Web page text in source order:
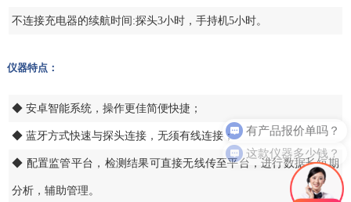
不连接充电器的续航时间:探头3小时，手持机5小时。
仪器特点：
◆ 安卓智能系统，操作更佳简便快捷；
◆ 蓝牙方式快速与探头连接，无须有线连接；
◆ 配置监管平台，检测结果可直接无线传至平台，进行数据长短期
分析，辅助管理。